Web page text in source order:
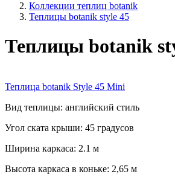
Коллекции теплиц botanik
Теплицы botanik style 45
Теплицы botanik
Теплица botanik Style 45 Mini
Вид теплицы: английский стиль
Угол ската крыши: 45 градусов
Ширина каркаса: 2.1 м
Высота каркаса в коньке: 2,65 м